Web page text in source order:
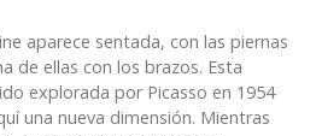
aparece sentada, con las piernas
de ellas con los brazos. Esta
explorada por Picasso en 1954
una nueva dimensión. Mientras